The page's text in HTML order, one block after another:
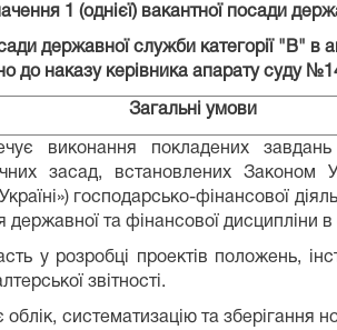
1 (однієї) вакантної посади
державної служби категорії "В" в
до наказу керівника апарату суду
Загальні умови
виконання покладених
засад, встановлених Законом
Україні») господарсько-фінансової
державної та фінансової дисципліни в
у розробці проектів положень,
звітності.
облік, систематизацію та зберігання